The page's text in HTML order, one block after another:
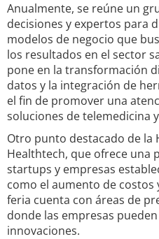
Anualmente, se reúne un
decisiones y expertos para
modelos de negocio que
los resultados en el sector
pone en la transformación
datos y la integración de
el fin de promover una
soluciones de telemedicina
Otro punto destacado de la
Healthtech, que ofrece una
startups y empresas
como el aumento de costos
feria cuenta con áreas de
donde las empresas
innovaciones.